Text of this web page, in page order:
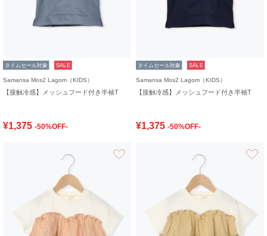
タイムセール対象 SALE
Samansa Mos2 Lagom（KIDS）
【接触冷感】メッシュフード付き半袖T
¥1,375 -50%OFF-
タイムセール対象 SALE
Samansa Mos2 Lagom（KIDS）
【接触冷感】メッシュフード付き半袖T
¥1,375 -50%OFF-